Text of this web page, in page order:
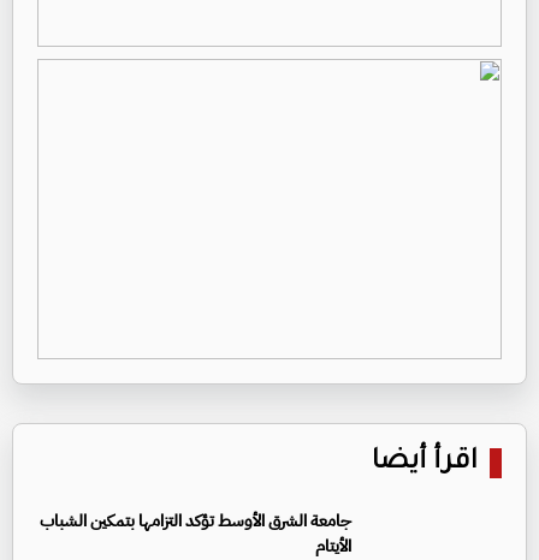
اقرأ أيضا
جامعة الشرق الأوسط تؤكد التزامها بتمكين الشباب
الأيتام